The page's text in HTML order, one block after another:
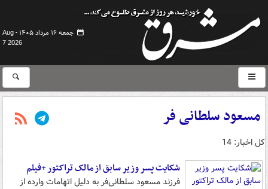
جمعه ۱۶ مرداد ۱۴۰۵ -
Aug
7 2026
مسعود سلطانی فر
کل اخبار: 14
شکایت پسر وزیر سابق از مالک تراکتور +فیلم
فرزند مسعود سلطانی‌فر به دلیل اتهامات وارده از